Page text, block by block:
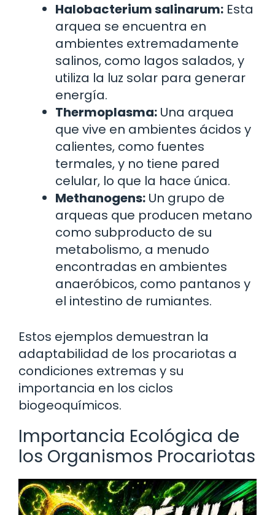
Halobacterium salinarum: Esta
arquea se encuentra en
ambientes extremadamente
salinos, como lagos salados, y
utiliza la luz solar para generar
energía.
Thermoplasma: Una arquea
que vive en ambientes ácidos y
calientes, como fuentes
termales, y no tiene pared
celular, lo que la hace única.
Methanogens: Un grupo de
arqueas que producen metano
como subproducto de su
metabolismo, a menudo
encontradas en ambientes
anaeróbicos, como pantanos y
el intestino de rumiantes.
Estos ejemplos demuestran la
adaptabilidad de los procariotas a
condiciones extremas y su
importancia en los ciclos
biogeoquímicos.
Importancia Ecológica de
los Organismos Procariotas